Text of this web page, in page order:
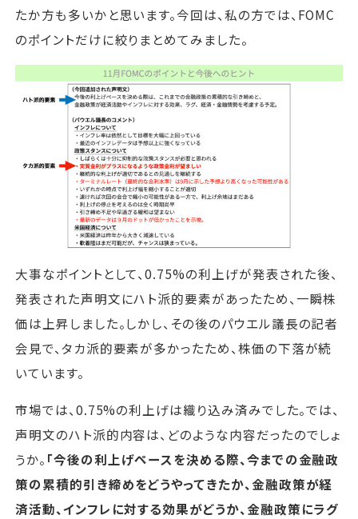
たか方も多いかと思います。今回は、私の方では、FOMC
のポイントだけに絞りまとめてみました。
大事なポイントとして、0.75%の利上げが発表された後、
発表された声明文にハト派的要素があったため、一瞬株
価は上昇しました。しかし、その後のパウエル議長の記者
会見で、タカ派的要素が多かったため、株価の下落が続
いています。
市場では、0.75%の利上げは織り込み済みでした。では、
声明文のハト派的内容は、どのような内容だったのでしょ
うか。 「今後の利上げペースを決める際、今までの金融政
策の累積的引き締めをどうやってきたか、金融政策が経
済活動、インフレに対する効果がどうか、金融政策にラグ